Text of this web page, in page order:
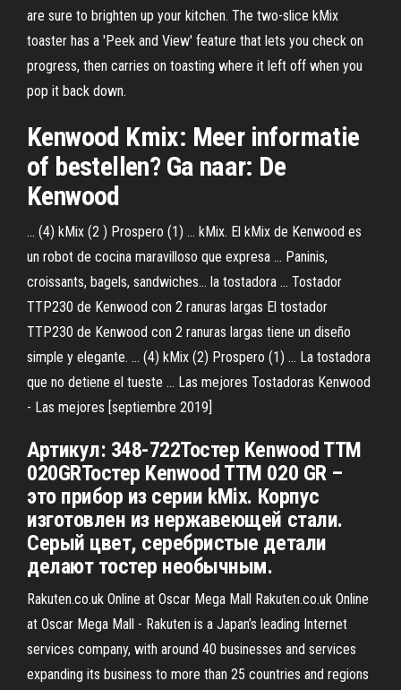
are sure to brighten up your kitchen. The two-slice kMix
toaster has a 'Peek and View' feature that lets you check on
progress, then carries on toasting where it left off when you
pop it back down.
Kenwood Kmix: Meer informatie
of bestellen? Ga naar: De
Kenwood
... (4) kMix (2 ) Prospero (1) ... kMix. El kMix de Kenwood es
un robot de cocina maravilloso que expresa ... Paninis,
croissants, bagels, sandwiches… la tostadora ... Tostador
TTP230 de Kenwood con 2 ranuras largas El tostador
TTP230 de Kenwood con 2 ranuras largas tiene un diseño
simple y elegante. ... (4) kMix (2) Prospero (1) ... La tostadora
que no detiene el tueste ... Las mejores Tostadoras Kenwood
- Las mejores [septiembre 2019]
Артикул: 348-722Тостер Kenwood TTM
020GRТостер Kenwood TTM 020 GR –
это прибор из серии kMix. Корпус
изготовлен из нержавеющей стали.
Серый цвет, серебристые детали
делают тостер необычным.
Rakuten.co.uk Online at Oscar Mega Mall Rakuten.co.uk Online
at Oscar Mega Mall - Rakuten is a Japan’s leading Internet
services company, with around 40 businesses and services
expanding its business to more than 25 countries and regions